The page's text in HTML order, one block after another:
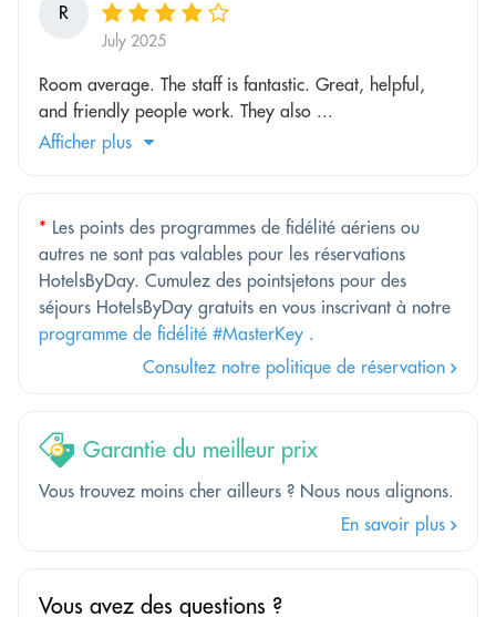
R
July 2025
Room average. The staff is fantastic. Great, helpful,
and friendly people work. They also ...
Afficher plus
* Les points des programmes de fidélité aériens ou
autres ne sont pas valables pour les réservations
HotelsByDay. Cumulez des pointsjetons pour des
séjours HotelsByDay gratuits en vous inscrivant à notre
programme de fidélité #MasterKey .
Consultez notre politique de réservation
Garantie du meilleur prix
Vous trouvez moins cher ailleurs ? Nous nous alignons.
En savoir plus
Vous avez des questions ?